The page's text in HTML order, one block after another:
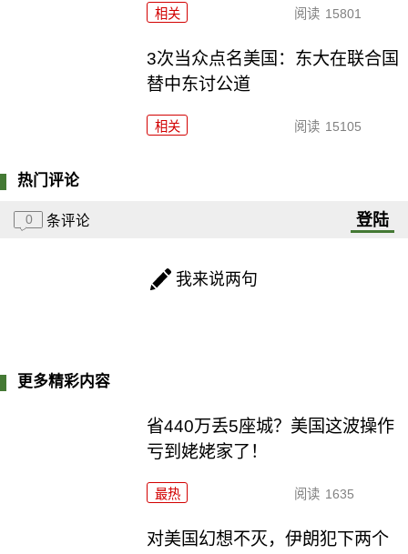
相关 阅读 15801
3次当众点名美国：东大在联合国
替中东讨公道
相关 阅读 15105
热门评论
0 条评论 登陆
我来说两句
更多精彩内容
省440万丢5座城？美国这波操作
亏到姥姥家了！
最热 阅读 1635
对美国幻想不灭，伊朗犯下两个